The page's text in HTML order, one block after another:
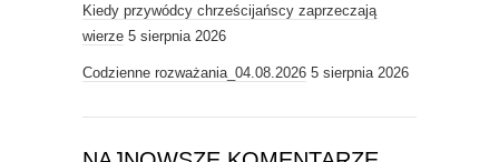
Kiedy przywódcy chrześcijańscy zaprzeczają
wierze 5 sierpnia 2026
Codzienne rozważania_04.08.2026 5 sierpnia 2026